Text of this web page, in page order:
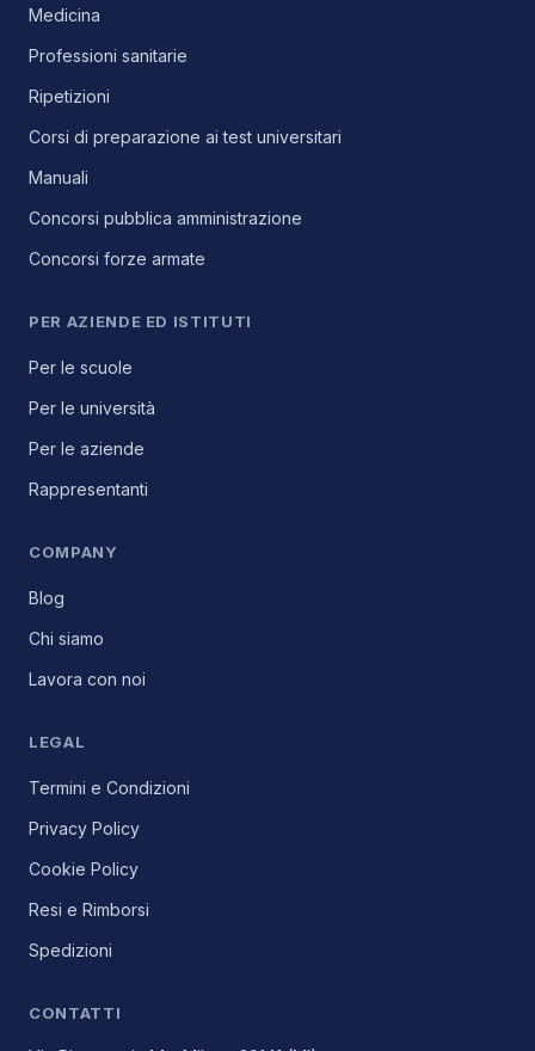
Medicina
Professioni sanitarie
Ripetizioni
Corsi di preparazione ai test universitari
Manuali
Concorsi pubblica amministrazione
Concorsi forze armate
PER AZIENDE ED ISTITUTI
Per le scuole
Per le università
Per le aziende
Rappresentanti
COMPANY
Blog
Chi siamo
Lavora con noi
LEGAL
Termini e Condizioni
Privacy Policy
Cookie Policy
Resi e Rimborsi
Spedizioni
CONTATTI